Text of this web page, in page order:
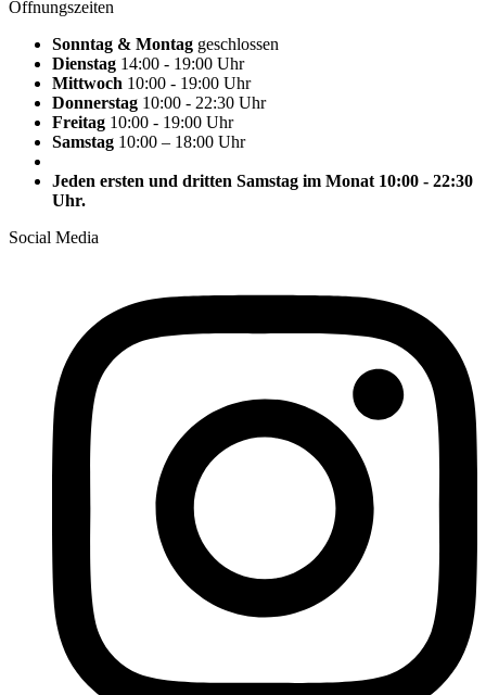
Öffnungszeiten
Sonntag & Montag geschlossen
Dienstag 14:00 - 19:00 Uhr
Mittwoch 10:00 - 19:00 Uhr
Donnerstag 10:00 - 22:30 Uhr
Freitag 10:00 - 19:00 Uhr
Samstag 10:00 – 18:00 Uhr
Jeden ersten und dritten Samstag im Monat 10:00 - 22:30
Uhr.
Social Media